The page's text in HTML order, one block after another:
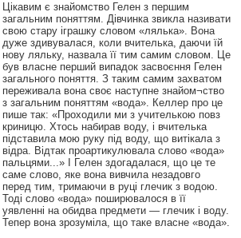
Цікавим є знайомство Гелен з першим
загальним поняттям. Дівчинка звикла називати
свою стару іграшку словом «лялька». Вона
дуже здивувалася, коли вчителька, даючи їй
нову ляльку, назвала її тим самим словом. Це
був власне перший випадок засвоєння Гелен
загального поняття. З таким самим захватом
переживала вона своє наступне знайом¬ство
з загальним поняттям «вода». Келлер про це
пише так: «Проходили ми з учителькою повз
криницю. Хтось набирав воду, і вчителька
підставила мою руку під воду, що витікала з
відра. Відтак проартикулювала слово «вода»
пальцями...» І Гелен здогадалася, що це те
саме слово, яке вона вивчила незадовго
перед тим, тримаючи в руці глечик з водою.
Тоді слово «вода» поширювалося в її
уявленні на обидва предмети — глечик і воду.
Тепер вона зрозуміла, що таке власне «вода».